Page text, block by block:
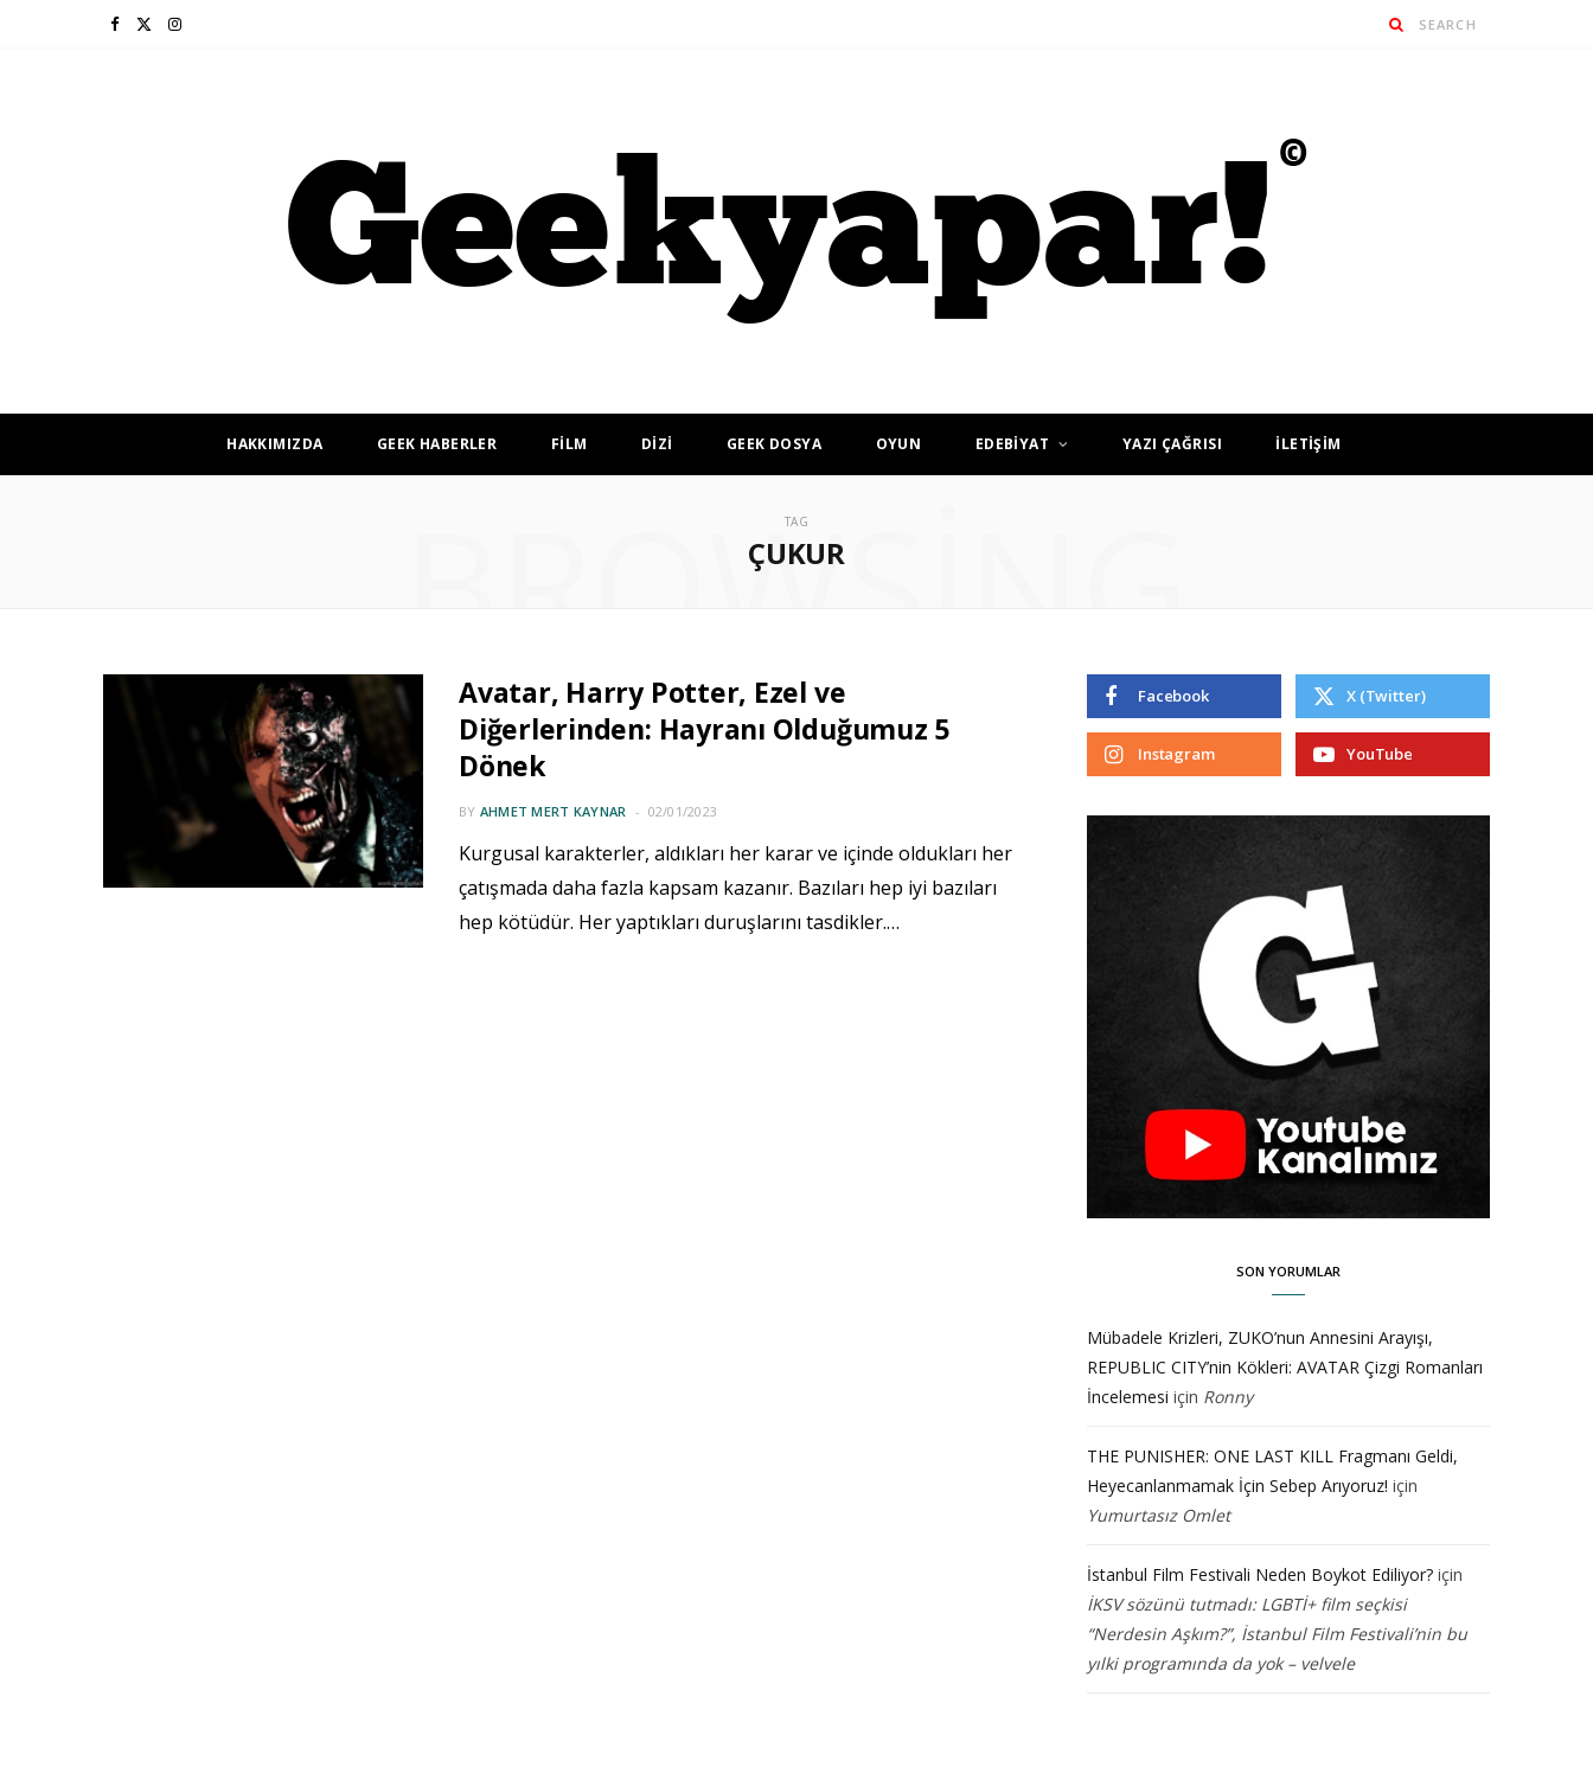
F I
HAKKIMIZDA GEEK HABERLER FİLM DİZİ GEEK DOSYA OYUN EDEBİYAT YAZI ÇAĞRISI İLETİŞİM
TAG
ÇUKUR
BROWSING
Avatar, Harry Potter, Ezel ve
Diğerlerinden: Hayranı Olduğumuz 5
Dönek
BY AHMET MERT KAYNAR 02/01/2023
Kurgusal karakterler, aldıkları her karar ve içinde oldukları her
çatışmada daha fazla kapsam kazanır. Bazıları hep iyi bazıları
hep kötüdür. Her yaptıkları duruşlarını tasdikler.…
Facebook X (Twitter)
Instagram YouTube
SON YORUMLAR
Mübadele Krizleri, ZUKO’nun Annesini Arayışı,
REPUBLIC CITY’nin Kökleri: AVATAR Çizgi Romanları
İncelemesi için Ronny
THE PUNISHER: ONE LAST KILL Fragmanı Geldi,
Heyecanlanmamak İçin Sebep Arıyoruz! için
Yumurtasız Omlet
İstanbul Film Festivali Neden Boykot Ediliyor? için
İKSV sözünü tutmadı: LGBTİ+ film seçkisi
“Nerdesin Aşkım?”, İstanbul Film Festivali’nin bu
yılki programında da yok – velvele